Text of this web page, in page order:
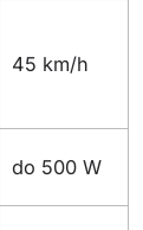
45 km/h
do 500 W